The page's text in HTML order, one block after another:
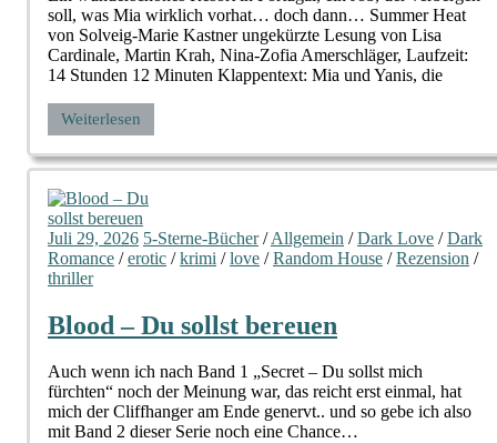
soll, was Mia wirklich vorhat… doch dann… Summer Heat
von Solveig-Marie Kastner ungekürzte Lesung von Lisa
Cardinale, Martin Krah, Nina-Zofia Amerschläger, Laufzeit:
14 Stunden 12 Minuten Klappentext: Mia und Yanis, die
Weiterlesen
Juli 29, 2026 5-Sterne-Bücher/Allgemein /Dark Love /Dark
Romance /erotic /krimi /love /Random House /Rezension /
thriller
Blood – Du sollst bereuen
Auch wenn ich nach Band 1 „Secret – Du sollst mich
fürchten“ noch der Meinung war, das reicht erst einmal, hat
mich der Cliffhanger am Ende genervt.. und so gebe ich also
mit Band 2 dieser Serie noch eine Chance…